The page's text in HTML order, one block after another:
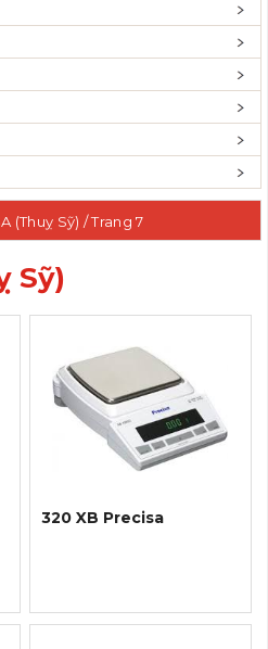
(Thuỵ Sỹ) / Trang 7
Sỹ)
320 XB Precisa